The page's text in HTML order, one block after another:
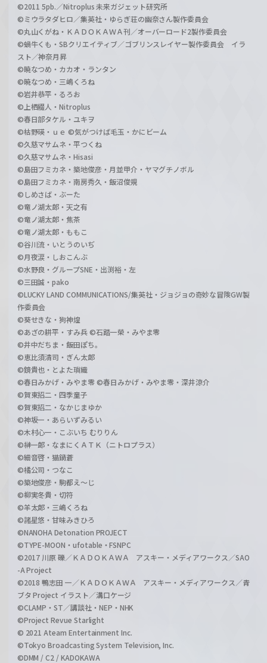
©2011 5pb.／Nitroplus 未来ガジェット研究所
©ミウラタダヒロ／集英社・ゆらぎ荘の幽奈さん製作委員会
©丸山くがね・ＫＡＤＯＫＡＷＡ刊／オーバーロード2製作委員会
©蝸牛くも・SBクリエイティブ／ゴブリンスレイヤー製作委員会 イラ
スト／神奈月昇
©暁なつめ・カカオ・ランタン
©暁なつめ・三嶋くろね
©岩井恭平・るろお
©上栖綴人・Nitroplus
©春日部タケル・ユキヲ
©枯野瑛・ｕｅ ©気がつけば毛玉・かにビーム
©久慈マサムネ・平つくね
©久慈マサムネ・Hisasi
©島田フミカネ・築地俊彦・月並甲介・ヤマグチノボル
©島田フミカネ・南房秀久・飯沼俊規
©しめさば・ぶーた
©竜ノ湖太郎・天之有
©竜ノ湖太郎・焦茶
©竜ノ湖太郎・ももこ
©谷川流・いとうのいぢ
©月夜涙・しおこんぶ
©水野良・グループSNE・出渕裕・左
©三田誠・pako
©LUCKY LAND COMMUNICATIONS/集英社・ジョジョの奇妙な冒険GW製
作委員会
©葵せきな・狗神煌
©あざの耕平・すみ兵 ©石踏一榮・みやま零
©井中だちま・飯田ぽち。
©恵比須清司・ぎん太郎
©鏡貴也・とよた瑣織
©春日みかげ・みやま零 ©春日みかげ・みやま零・深井涼介
©賀東招二・四季童子
©賀東招二・なかじまゆか
©神坂一・あらいずみるい
©木村心一・こぶいち むりりん
©榊一郎・なまにくＡＴＫ（ニトロプラス）
©細音啓・猫鍋蒼
©橘公司・つなこ
©築地俊彦・駒都え～じ
©柳実冬貴・切符
©羊太郎・三嶋くろね
©諸星悠・甘味みきひろ
©NANOHA Detonation PROJECT
©TYPE-MOON・ufotable・FSNPC
©2017 川原 礫／ＫＡＤＯＫＡＷＡ アスキー・メディアワークス／SAO
-A Project
©2018 鴨志田 一／ＫＡＤＯＫＡＷＡ アスキー・メディアワークス／青
ブタ Project イラスト／溝口ケージ
©CLAMP・ST／講談社・NEP・NHK
©Project Revue Starlight
© 2021 Ateam Entertainment Inc.
©Tokyo Broadcasting System Television, Inc.
©DMM / C2 / KADOKAWA